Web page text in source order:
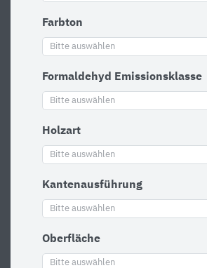
Farbton
Bitte auswählen
Formaldehyd Emissionsklasse
Bitte auswählen
Holzart
Bitte auswählen
Kantenausführung
Bitte auswählen
Oberfläche
Bitte auswählen